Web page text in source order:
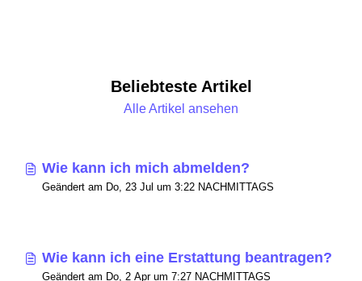
Beliebteste Artikel
Alle Artikel ansehen
Wie kann ich mich abmelden?
Geändert am Do, 23 Jul um 3:22 NACHMITTAGS
Wie kann ich eine Erstattung beantragen?
Geändert am Do, 2 Apr um 7:27 NACHMITTAGS